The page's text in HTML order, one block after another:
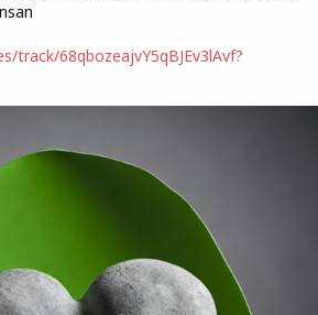
68qbozeajvY5qBJEv3lAvf?